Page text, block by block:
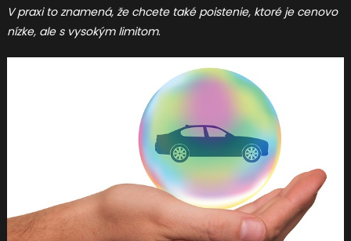
V praxi to znamená, že chcete také poistenie, ktoré je cenovo
nízke, ale s vysokým limitom.